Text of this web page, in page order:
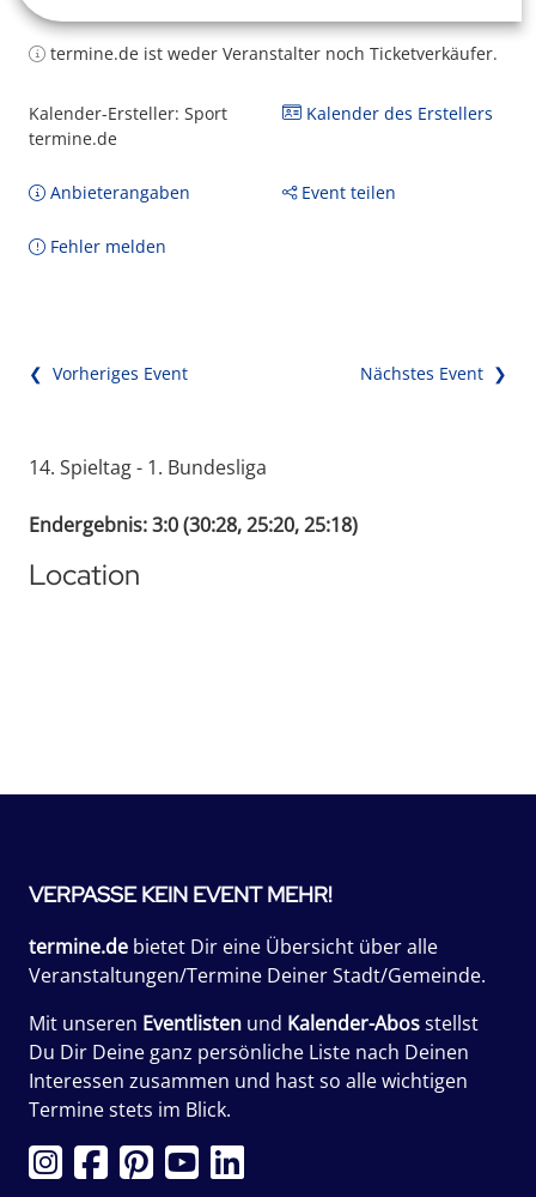
termine.de ist weder Veranstalter noch Ticketverkäufer.
Kalender-Ersteller: Sport
termine.de
Kalender des Erstellers
Anbieterangaben Event teilen
Fehler melden
❮ Vorheriges Event Nächstes Event ❯
14. Spieltag - 1. Bundesliga
Endergebnis: 3:0 (30:28, 25:20, 25:18)
Location
VERPASSE KEIN EVENT MEHR!
termine.de bietet Dir eine Übersicht über alle
Veranstaltungen/Termine Deiner Stadt/Gemeinde.
Mit unseren Eventlisten und Kalender-Abosstellst
Du Dir Deine ganz persönliche Liste nach Deinen
Interessen zusammen und hast so alle wichtigen
Termine stets im Blick.